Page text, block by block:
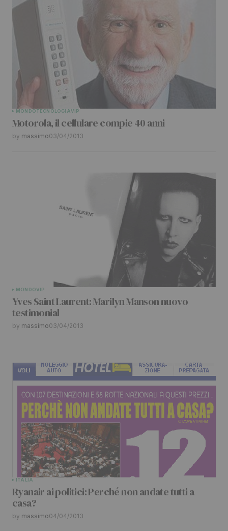
MONDOTECNOLOGIAVIP
Motorola, il cellulare compie 40 anni
by massimo03/04/2013
MONDOVIP
Yves Saint Laurent: Marilyn Manson nuovo
testimonial
by massimo03/04/2013
ITALIA
Ryanair ai politici: Perché non andate tutti a
casa?
by massimo04/04/2013